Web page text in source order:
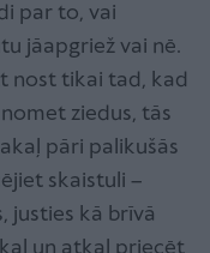
par to, vai
jāapgriež vai nē.
nost tikai tad, kad
ziedus, tās
pāri palikušās
skaistuli –
justies kā brīvā
un atkal priecēt